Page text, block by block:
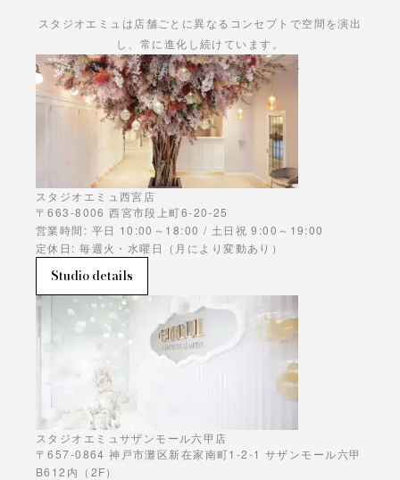
スタジオエミュは店舗ごとに異なるコンセプトで空間を演出
し、常に進化し続けています。
あなただけの物語をお楽しみください。
スタジオエミュ西宮店
〒663-8006 西宮市段上町6-20-25
営業時間: 平日 10:00～18:00 / 土日祝 9:00～19:00
定休日: 毎週火・水曜日（月により変動あり）
Studio details
スタジオエミュサザンモール六甲店
〒657-0864 神戸市灘区新在家南町1-2-1 サザンモール六甲
B612内（2F）